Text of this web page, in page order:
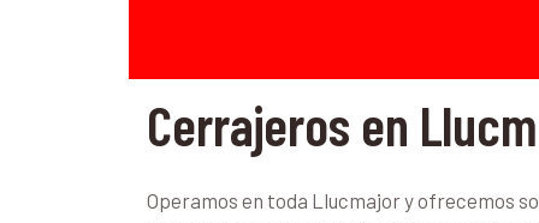
Cerrajeros en
Operamos en toda Llucmajor y ofrecemos